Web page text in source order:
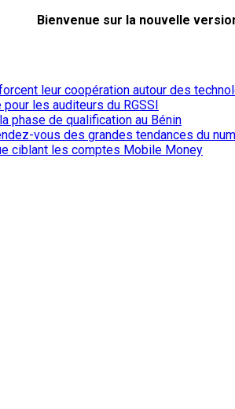
Bienvenue sur la nouvelle
leur coopération autour des
les auditeurs du RGSSI
phase de qualification au Bénin
vous des grandes tendances du
ciblant les comptes Mobile Money